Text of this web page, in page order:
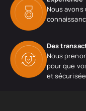
Nous
Des
Nous
pour que
et